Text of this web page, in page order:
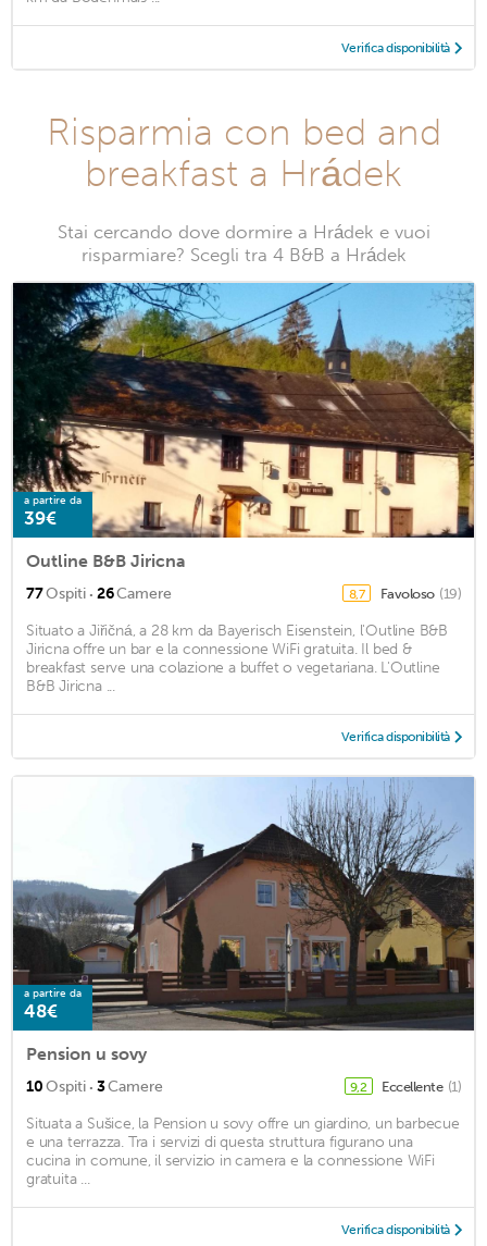
Verifica disponibilità
Risparmia con bed and
breakfast a Hrádek
Stai cercando dove dormire a Hrádek e vuoi
risparmiare? Scegli tra 4 B&B a Hrádek
a partire da
39€
Outline B&B Jiricna
77Ospiti · 26Camere 8,7 Favoloso (19)
Situato a Jiřičná, a 28 km da Bayerisch Eisenstein, l'Outline B&B
Jiricna offre un bar e la connessione WiFi gratuita. Il bed &
breakfast serve una colazione a buffet o vegetariana. L'Outline
B&B Jiricna ...
Verifica disponibilità
a partire da
48€
Pension u sovy
10Ospiti · 3Camere 9,2 Eccellente (1)
Situata a Sušice, la Pension u sovy offre un giardino, un barbecue
e una terrazza. Tra i servizi di questa struttura figurano una
cucina in comune, il servizio in camera e la connessione WiFi
gratuita ...
Verifica disponibilità